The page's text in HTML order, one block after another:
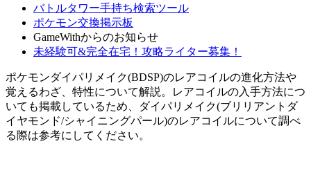
バトルタワー手持ち検索ツール
ポケモン交換掲示板
GameWithからのお知らせ
未経験可&完全在宅！攻略ライター募集！
ポケモンダイパリメイク(BDSP)のレアコイルの進化方法や
覚えるわざ、特性について解説。レアコイルの入手方法につ
いても掲載しているため、ダイパリメイク(ブリリアントダ
イヤモンド/シャイニングパール)のレアコイルについて調べ
る際は参考にしてください。